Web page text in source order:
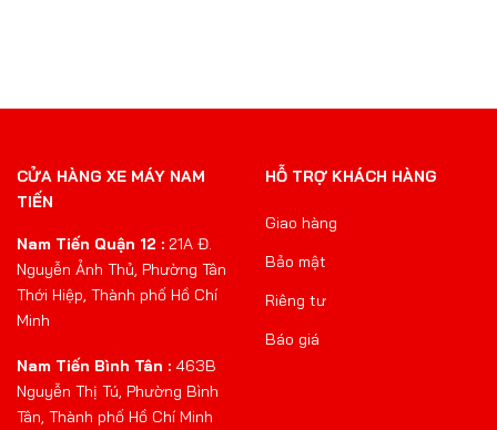
CỬA HÀNG XE MÁY NAM
TIẾN
Nam Tiến Quận 12 : 21A Đ.
Nguyễn Ảnh Thủ, Phường Tân
Thới Hiệp, Thành phố Hồ Chí
Minh
Nam Tiến Bình Tân : 463B
Nguyễn Thị Tú, Phường Bình
Tân, Thành phố Hồ Chí Minh
HỖ TRỢ KHÁCH HÀNG
Giao hàng
Bảo mật
Riêng tư
Báo giá